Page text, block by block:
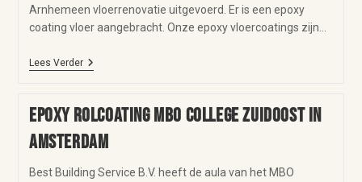
Arnhemeen vloerrenovatie uitgevoerd. Er is een epoxy
coating vloer aangebracht. Onze epoxy vloercoatings zijn…
Lees Verder
Epoxy rolcoating MBO College Zuidoost in
Amsterdam
Best Building Service B.V. heeft de aula van het MBO